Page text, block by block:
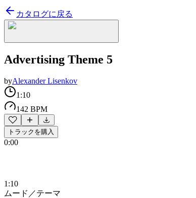
カタログに戻る
Advertising Theme 5
byAlexander Lisenkov
1:10
142 BPM
トラックを購入
0:00
1:10
ムード／テーマ